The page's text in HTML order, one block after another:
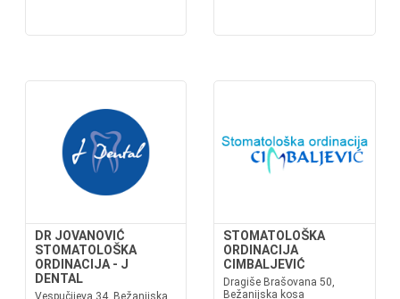
DR JOVANOVIĆ
STOMATOLOŠKA
ORDINACIJA - J
DENTAL
Vespučijeva 34, Bežanijska
STOMATOLOŠKA
ORDINACIJA
CIMBALJEVIĆ
Dragiše Brašovana 50,
Bežanijska kosa